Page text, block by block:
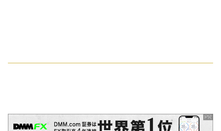
スポンサーリンク